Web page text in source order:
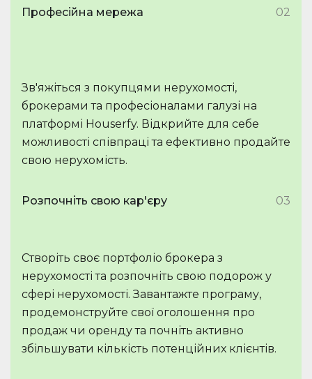
Професійна мережа 02
Зв'яжіться з покупцями нерухомості,
брокерами та професіоналами галузі на
платформі Houserfy. Відкрийте для себе
можливості співпраці та ефективно продайте
свою нерухомість.
Розпочніть свою кар'єру 03
Створіть своє портфоліо брокера з
нерухомості та розпочніть свою подорож у
сфері нерухомості. Завантажте програму,
продемонструйте свої оголошення про
продаж чи оренду та почніть активно
збільшувати кількість потенційних клієнтів.